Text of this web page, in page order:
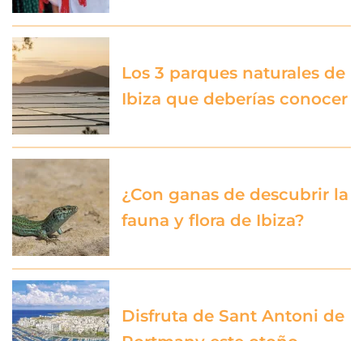
Los 3 parques naturales de
Ibiza que deberías conocer
¿Con ganas de descubrir la
fauna y flora de Ibiza?
Disfruta de Sant Antoni de